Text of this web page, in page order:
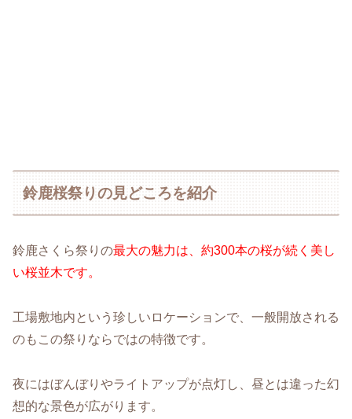
鈴鹿桜祭りの見どころを紹介
鈴鹿さくら祭りの最大の魅力は、約300本の桜が続く美し
い桜並木です。
工場敷地内という珍しいロケーションで、一般開放される
のもこの祭りならではの特徴です。
夜にはぼんぼりやライトアップが点灯し、昼とは違った幻
想的な景色が広がります。